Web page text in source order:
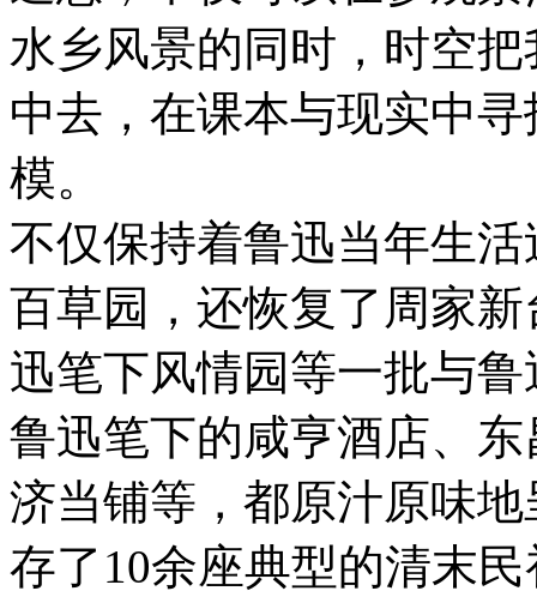
水乡风景的同时，时空
中去，在课本与现实中
模。
不仅保持着鲁迅当年生
百草园，还恢复了周家
迅笔下风情园等一批与
鲁迅笔下的咸亨酒店、
济当铺等，都原汁原味
存了10余座典型的清末